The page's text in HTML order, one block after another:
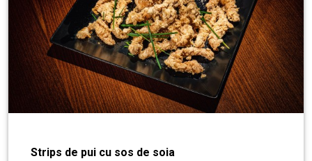
Strips de pui cu sos de soia